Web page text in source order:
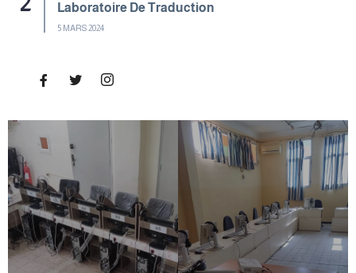
Laboratoire De Traduction
5 MARS 2024